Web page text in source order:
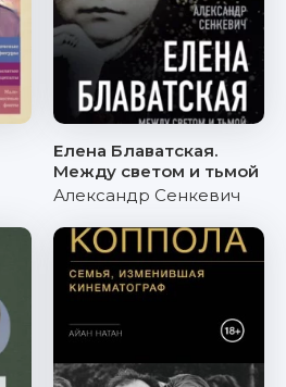
Елена Блаватская.
Между светом и тьмой
Александр Сенкевич